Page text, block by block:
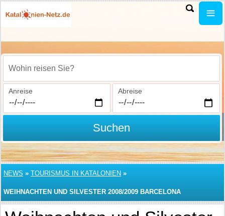
Wohin reisen Sie?
Anreise Abreise
Suchen
NEWS » TOURISMUS IN KATALONIEN »
WEIHNACHTEN UND SILVESTER 2008/2009 BARCELONA